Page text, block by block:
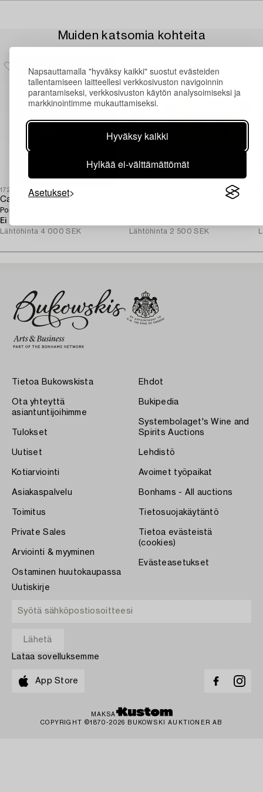
Napsauttamalla "hyväksy kaikki" suostut evästeiden
tallentamiseen laitteellesi verkkosivuston navigoinnin
parantamiseksi, verkkosivuston käytön analysoimiseksi ja
markkinointimme mukauttamiseksi.
Hyväksy kaikki
Hylkää ei-välttämättömät
Asetukset
Muiden katsomia kohteita
1727369
Carl Wilhelm Nordgren
Portrait of a Boy.
Ei tarjouksia
Lähtöhinta 4 000 SEK
Lähtöhinta 2 500 SEK
Tietoa Bukowskista
Ota yhteyttä
asiantuntijoihimme
Tulokset
Uutiset
Kotiarviointi
Asiakaspalvelu
Toimitus
Private Sales
Arviointi & myyminen
Ostaminen huutokaupassa
Ehdot
Bukipedia
Systembolaget's Wine and
Spirits Auctions
Lehdistö
Avoimet työpaikat
Bonhams - All auctions
Tietosuojakäytäntö
Tietoa evästeistä
(cookies)
Evästeasetukset
Uutiskirje
Lataa sovelluksemme
App Store
MAKSA
COPYRIGHT ©1870-2026 BUKOWSKI AUKTIONER AB